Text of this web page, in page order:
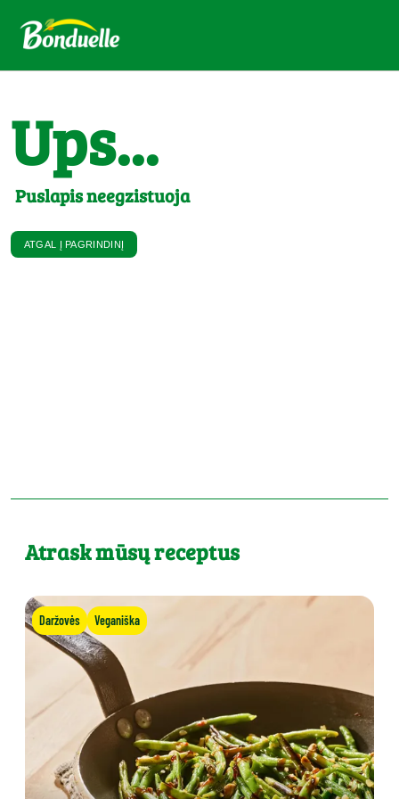
Ups...
Puslapis neegzistuoja
ATGAL Į PAGRINDINĮ
Atrask mūsų receptus
Daržovės Veganiška